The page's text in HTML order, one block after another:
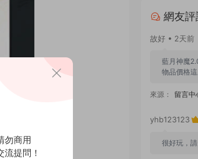
網友評
故好 • 2天前
藍月神魔
物品價格
來源： 留言中
yhb123123
很好玩，
勿商用
提問！